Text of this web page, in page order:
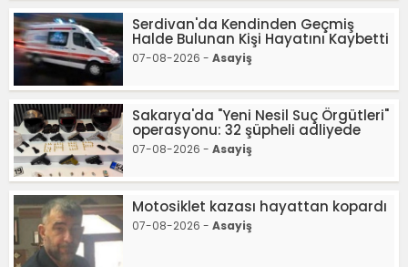
Serdivan'da Kendinden Geçmiş
Halde Bulunan Kişi Hayatını Kaybetti
07-08-2026 - Asayiş
Sakarya'da "Yeni Nesil Suç Örgütleri"
operasyonu: 32 şüpheli adliyede
07-08-2026 - Asayiş
Motosiklet kazası hayattan kopardı
07-08-2026 - Asayiş